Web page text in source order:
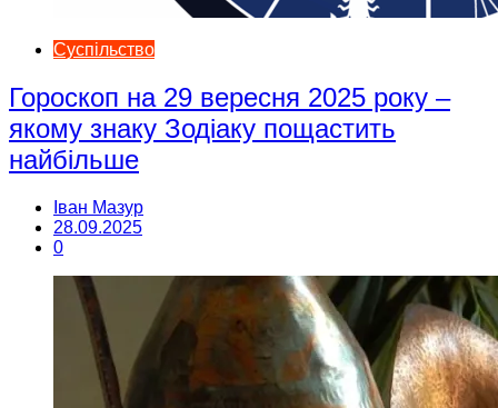
Суспільство
Гороскоп на 29 вересня 2025 року –
якому знаку Зодіаку пощастить
найбільше
Іван Мазур
28.09.2025
0